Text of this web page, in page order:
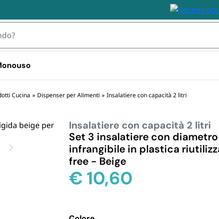
STOVIGLIE MONOUSO
PLASTICA
Bicchieri plastica e kristal
usa e getta
Piatti e
Cucina » Dispenser per Alimenti » Insalatiere con capacità 2 litri
Insalatiere con capacità 2 litri
Set 3 insalatiere con
infrangibile in plastica
free - Beige
€ 10,60